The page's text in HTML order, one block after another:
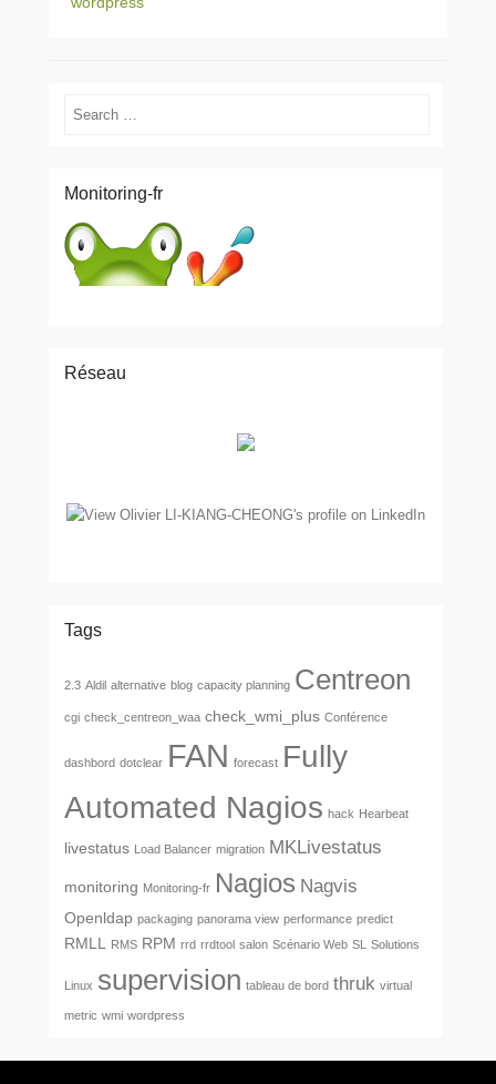
Search
Monitoring-fr
Réseau
Tags
2.3 Aldil alternative blog capacity planning Centreon
cgi check_centreon_waa check_wmi_plus Conférence
dashbord dotclear FAN forecast Fully
Automated Nagios hack Hearbeat
livestatus Load Balancer migration MKLivestatus
monitoring Monitoring-fr Nagios Nagvis
Openldap packaging panorama view performance predict
RMLL RMS RPM rrd rrdtool salon Scénario Web SL Solutions
Linux supervision tableau de bord thruk virtual
metric wmi wordpress